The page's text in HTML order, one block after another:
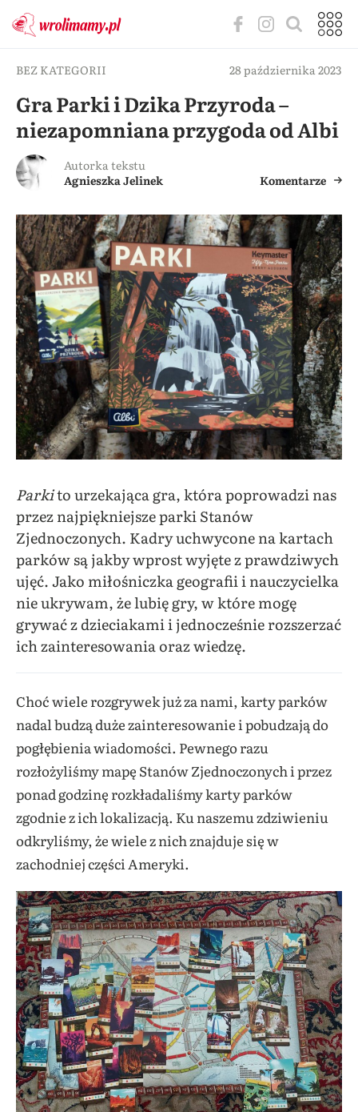
BEZ KATEGORII 28 października 2023
Gra Parki i Dzika Przyroda –
niezapomniana przygoda od Albi
Autorka tekstu
Agnieszka Jelinek
Komentarze
Parkito urzekająca gra, która poprowadzi nas
przez najpiękniejsze parki Stanów
Zjednoczonych. Kadry uchwycone na kartach
parków są jakby wprost wyjęte z prawdziwych
ujęć. Jako miłośniczka geografii i nauczycielka
nie ukrywam, że lubię gry, w które mogę
grywać z dzieciakami i jednocześnie rozszerzać
ich zainteresowania oraz wiedzę.
Choć wiele rozgrywek już za nami, karty parków
nadal budzą duże zainteresowanie i pobudzają do
pogłębienia wiadomości. Pewnego razu
rozłożyliśmy mapę Stanów Zjednoczonych i przez
ponad godzinę rozkładaliśmy karty parków
zgodnie z ich lokalizacją. Ku naszemu zdziwieniu
odkryliśmy, że wiele z nich znajduje się w
zachodniej części Ameryki.